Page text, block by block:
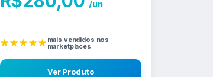
/un
★★★★★mais vendidos nos
marketplaces
Ver Produto